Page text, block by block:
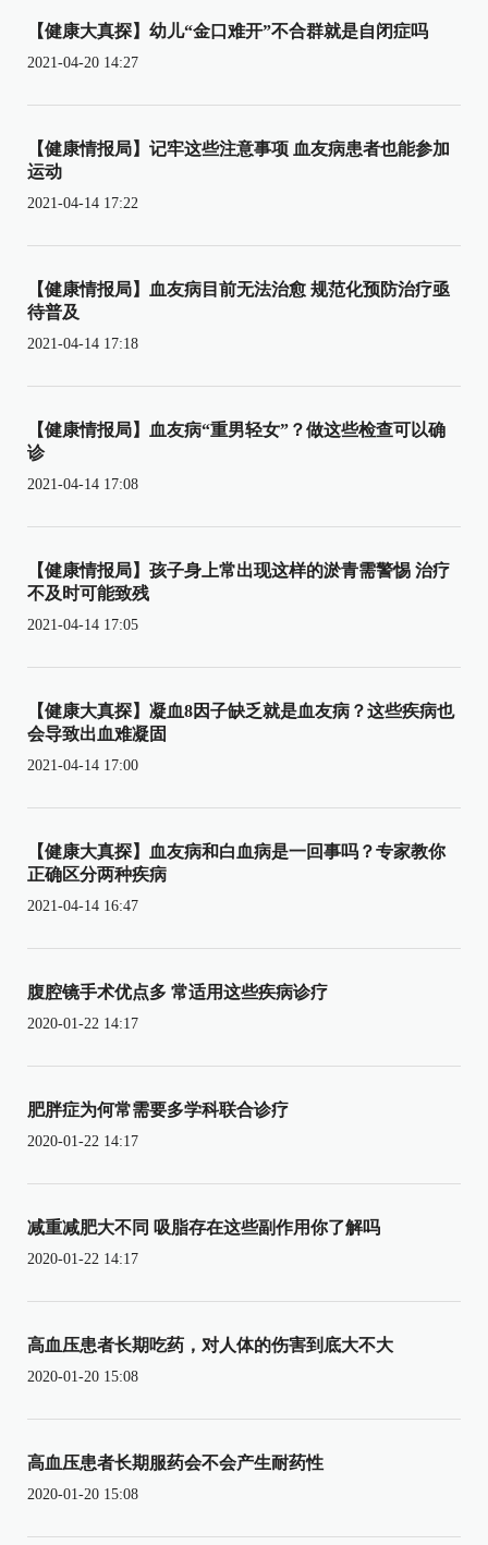
【健康大真探】幼儿“金口难开”不合群就是自闭症吗
2021-04-20 14:27
【健康情报局】记牢这些注意事项 血友病患者也能参加
运动
2021-04-14 17:22
【健康情报局】血友病目前无法治愈 规范化预防治疗亟
待普及
2021-04-14 17:18
【健康情报局】血友病“重男轻女”？做这些检查可以确
诊
2021-04-14 17:08
【健康情报局】孩子身上常出现这样的淤青需警惕 治疗
不及时可能致残
2021-04-14 17:05
【健康大真探】凝血8因子缺乏就是血友病？这些疾病也
会导致出血难凝固
2021-04-14 17:00
【健康大真探】血友病和白血病是一回事吗？专家教你
正确区分两种疾病
2021-04-14 16:47
腹腔镜手术优点多 常适用这些疾病诊疗
2020-01-22 14:17
肥胖症为何常需要多学科联合诊疗
2020-01-22 14:17
减重减肥大不同 吸脂存在这些副作用你了解吗
2020-01-22 14:17
高血压患者长期吃药，对人体的伤害到底大不大
2020-01-20 15:08
高血压患者长期服药会不会产生耐药性
2020-01-20 15:08